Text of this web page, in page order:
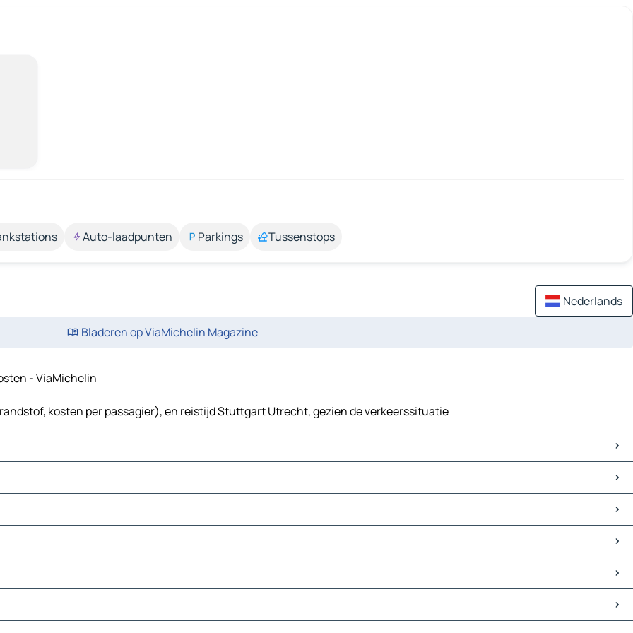
Auto-laadpunten Parkings Tussenstops
Nederlands
Bladeren op ViaMichelin Magazine
- ViaMichelin
kosten per passagier), en reistijd Stuttgart Utrecht, gezien de verkeerssituatie